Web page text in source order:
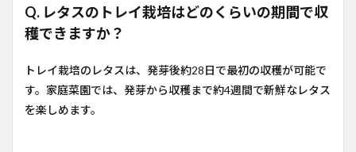
Q. レタスのトレイ栽培はどのくらいの期間で収
穫できますか？
トレイ栽培のレタスは、発芽後約28日で最初の収穫が可能で
す。家庭菜園では、発芽から収穫まで約4週間で新鮮なレタス
を楽しめます。